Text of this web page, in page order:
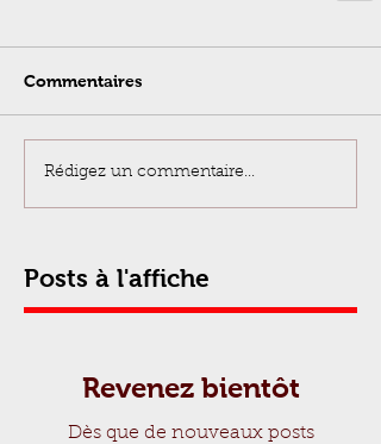
Commentaires
Rédigez un commentaire...
Posts à l'affiche
Revenez bientôt
Dès que de nouveaux posts